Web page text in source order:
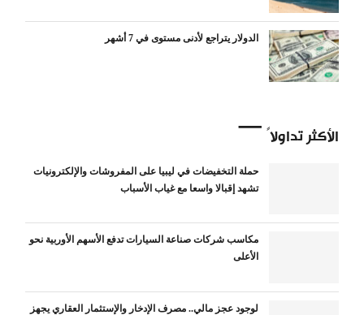
الدولار يتراجع لأدنى مستوى في 7 أشهر
الأكثر تداولاً
حملة التخفيضات في ليبيا على المفروشات والإلكترونيات
تشهد إقبالا واسعا مع غياب الأسباب
مكاسب شركات صناعة السيارات تدفع الأسهم الأوربية نحو
الأعلى
لوجود عجز مالي.. مصرف الإدخار والإستثمار العقاري يجهز